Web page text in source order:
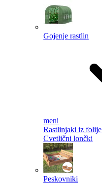
Gojenje rastlin
meni
Rastlinjaki iz folije
Cvetlični lončki
Peskovniki